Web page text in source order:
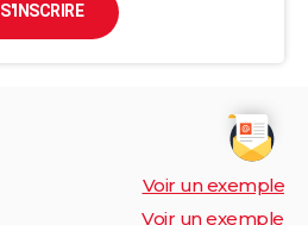
S'INSCRIRE
Voir un exemple
Voir un exemple